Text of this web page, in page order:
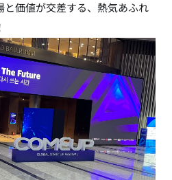
と価値が交差する、熱気あふれ